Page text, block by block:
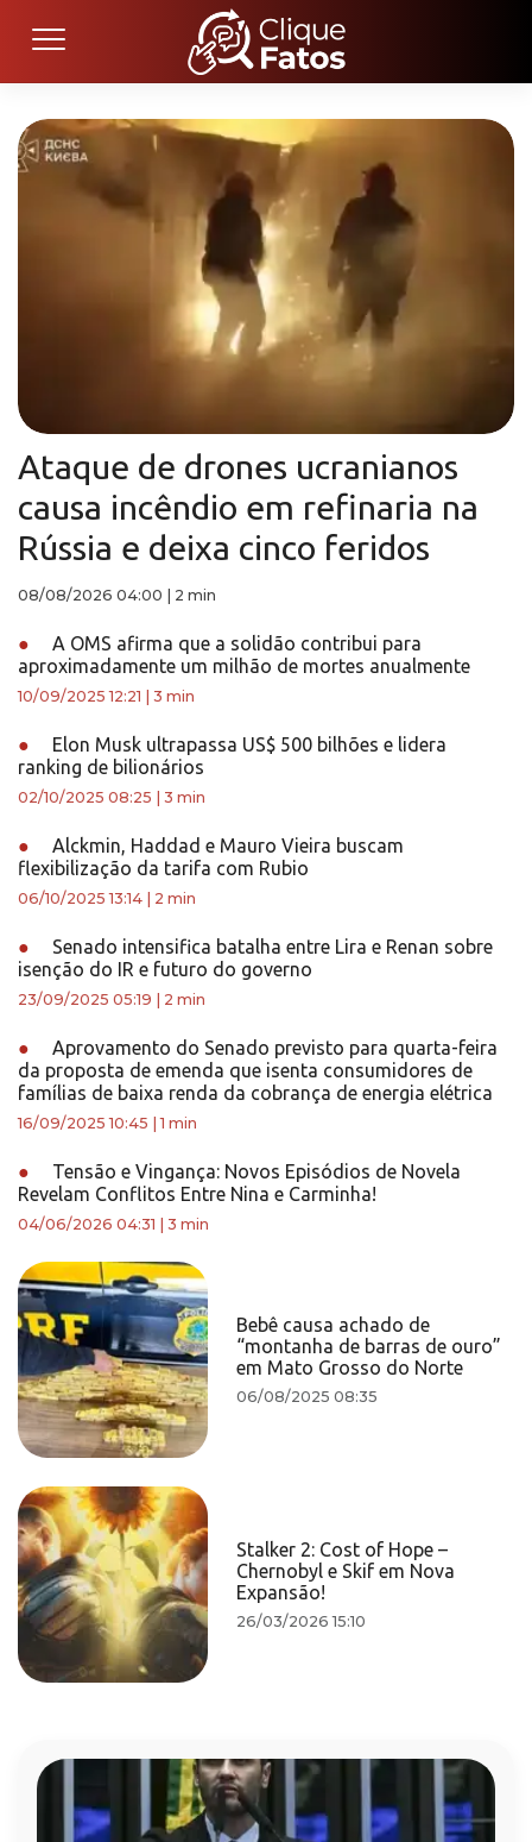
Ataque de drones ucranianos
causa incêndio em refinaria na
Rússia e deixa cinco feridos
08/08/2026 04:00 2 min
●
A OMS afirma que a solidão contribui para
aproximadamente um milhão de mortes anualmente
10/09/2025 12:21 3 min
●
Elon Musk ultrapassa US$ 500 bilhões e lidera
ranking de bilionários
02/10/2025 08:25 3 min
●
Alckmin, Haddad e Mauro Vieira buscam
flexibilização da tarifa com Rubio
06/10/2025 13:14 2 min
●
Senado intensifica batalha entre Lira e Renan sobre
isenção do IR e futuro do governo
23/09/2025 05:19 2 min
●
Aprovamento do Senado previsto para quarta-feira
da proposta de emenda que isenta consumidores de
famílias de baixa renda da cobrança de energia elétrica
16/09/2025 10:45 |1 min
●
Tensão e Vingança: Novos Episódios de Novela
Revelam Conflitos Entre Nina e Carminha!
04/06/2026 04:31 3 min
Bebê causa achado de
“montanha de barras de ouro”
em Mato Grosso do Norte
06/08/2025 08:35
Stalker 2: Cost of Hope –
Chernobyl e Skif em Nova
Expansão!
26/03/2026 15:10